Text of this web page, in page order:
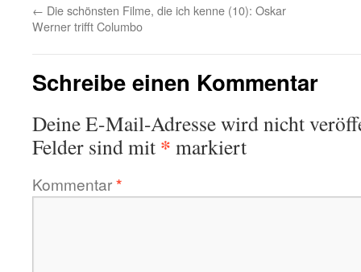
← Die schönsten Filme, die ich kenne (10): Oskar
Werner trifft Columbo
Schreibe einen Kommentar
Deine E-Mail-Adresse wird nicht
Felder sind mit * markiert
Kommentar*